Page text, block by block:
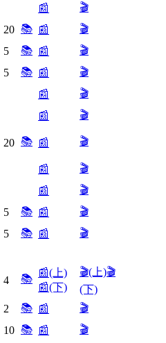
📰
🎬
20 📚 📰
🎬
5 📚 📰
🎬
5 📚 📰 🎬
20 📚
📰
🎬
📰
🎬
📰 🎬
📰
🎬
📰
🎬
5 📚 📰
🎬
5 📚 📰
🎬
4 📚
📰(上)
📰(下)
🎬(上)🎬
(下)
2 📚 📰
🎬
10 📚 📰 🎬